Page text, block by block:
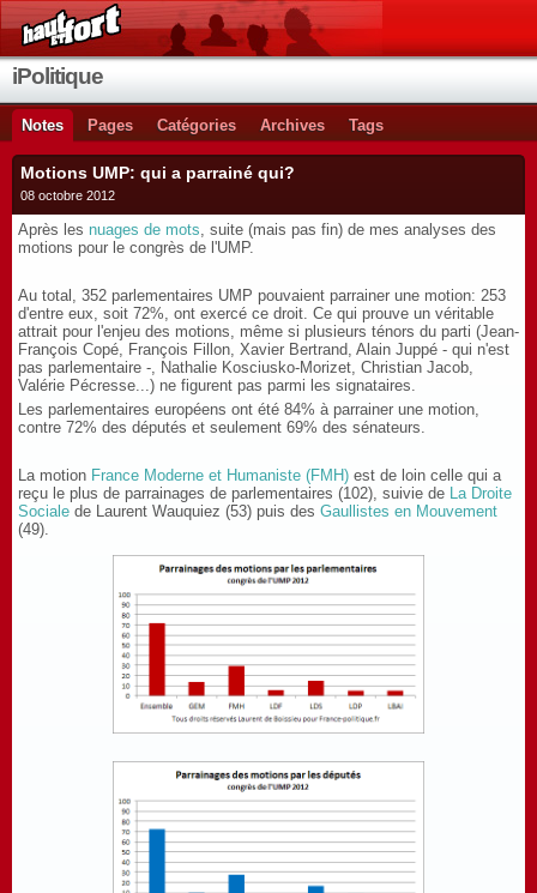
iPolitique
Notes Pages Catégories Archives Tags
Motions UMP: qui a parrainé qui?
08 octobre 2012
Après les nuages de mots, suite (mais pas fin) de mes analyses des
motions pour le congrès de l'UMP.
Au total, 352 parlementaires UMP pouvaient parrainer une motion: 253
d'entre eux, soit 72%, ont exercé ce droit. Ce qui prouve un véritable
attrait pour l'enjeu des motions, même si plusieurs ténors du parti (Jean-
François Copé, François Fillon, Xavier Bertrand, Alain Juppé - qui n'est
pas parlementaire -, Nathalie Kosciusko-Morizet, Christian Jacob,
Valérie Pécresse...) ne figurent pas parmi les signataires.
Les parlementaires européens ont été 84% à parrainer une motion,
contre 72% des députés et seulement 69% des sénateurs.
La motion France Moderne et Humaniste (FMH) est de loin celle qui a
reçu le plus de parrainages de parlementaires (102), suivie de La Droite
Sociale de Laurent Wauquiez (53) puis des Gaullistes en Mouvement
(49).